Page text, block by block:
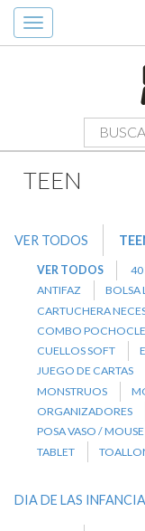
Toggle
navigation
TEEN>
TEEN
VER TODOS
VER TODOS 40
ANTIFAZ
BOLSA
CARTUCHERA
COMBO
CUELLOS SOFT
JUEGO DE CARTAS
MONSTRUOS
ORGANIZADORES
POSA VASO /
TABLET
DIA DE LAS